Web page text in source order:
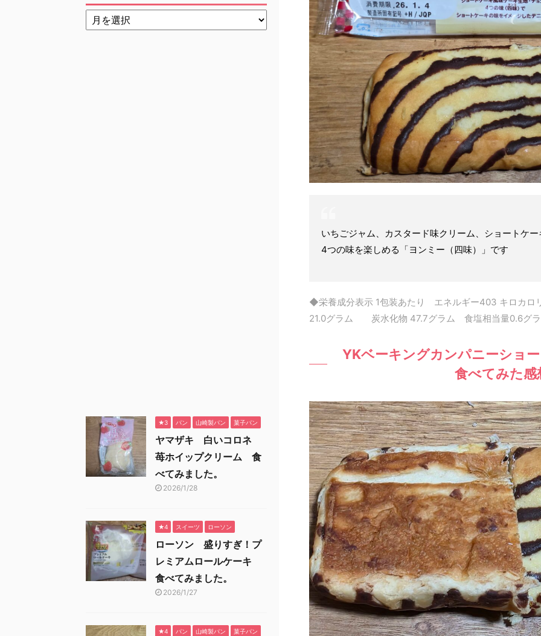
いちごジャム、カスタード味クリーム、ショートケ
4つの味を楽しめる「ヨンミー（四味）」です
◆栄養成分表示 1包装あたり エネルギー403 キロカ
21.0グラム 炭水化物 47.7グラム 食塩相当量0.6グ
YKベーキングカンパニーショ
食べてみた感
★3 パン 山崎製パン 菓子パン
ヤマザキ 白いコロネ
苺ホイップクリーム 食
べてみました。
2026/1/28
★4 スイーツ ローソン
ローソン 盛りすぎ！プ
レミアムロールケーキ
食べてみました。
2026/1/27
★4 パン 山崎製パン 菓子パン